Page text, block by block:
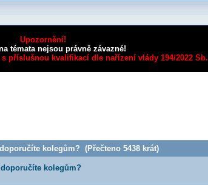
Upozornění!
témata nejsou právně závazné!
příslušnou kvalifikací dle nařízení vlády 194/2022 Sb.
kolegům? (Přečteno 5438 krát)
kolegům?